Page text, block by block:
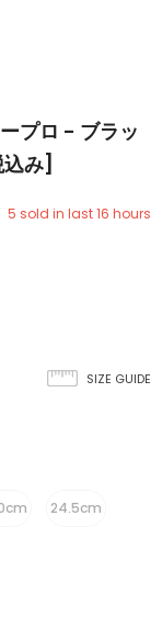
プロ - ブラッ
み]
5 sold in last16 hours
SIZE GUIDE
24.5cm